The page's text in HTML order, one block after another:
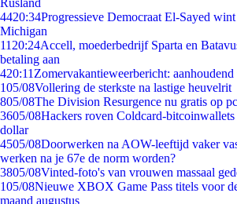
Rusland
4420:34Progressieve Democraat El-Sayed
Michigan
11 20:24Accell, moederbedrijf Sparta en
betaling aan
420:11 Zomervakantieweerbericht: aanhoudend
105/08Vollering de sterkste na lastige heuvelrit
805/08The Division Resurgence nu gratis op pc
3605/08Hackers roven Coldcard-
dollar
4505/08Doorwerken na AOW-leeftijd vaker
werken na je 67e de norm worden?
3805/08Vinted-foto's van vrouwen massaal
105/08Nieuwe XBOX Game Pass titels voor
maand augustus